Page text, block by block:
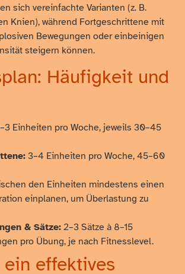
sich vereinfachte Varianten (z. B.
Knien), während Fortgeschrittene mit
Bewegungen oder einbeinigen
steigern können.
Häufigkeit und
Einheiten pro Woche, jeweils 30–45
3–4 Einheiten pro Woche, 45–60
den Einheiten mindestens einen
einplanen, um Überlastung zu
& Sätze: 2–3 Sätze à 8–15
pro Übung, je nach Fitnesslevel.
effektives